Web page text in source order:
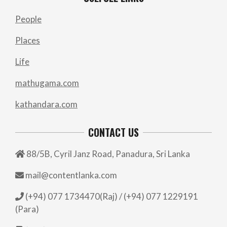
People
Places
Life
mathugama.com
kathandara.com
CONTACT US
88/5B, Cyril Janz Road, Panadura, Sri Lanka
mail@contentlanka.com
(+94) 077 1734470(Raj) / (+94) 077 1229191
(Para)